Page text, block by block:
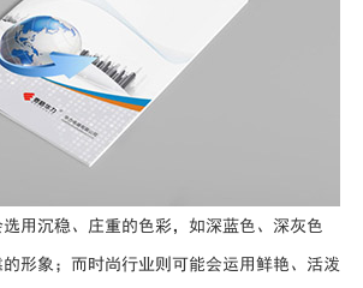
用沉稳、庄重的色彩，如深蓝色、深灰色
形象；而时尚行业则可能会运用鲜艳、活泼